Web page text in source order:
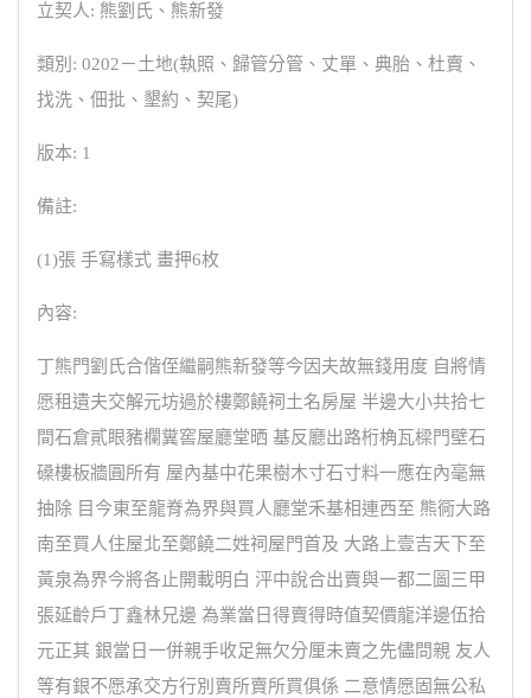
立契人: 熊劉氏、熊新發
類別: 0202－土地(執照、歸管分管、丈單、典胎、杜賣、
找洗、佃批、墾約、契尾)
版本: 1
備註:
(1)張 手寫樣式 畫押6枚
內容:
丁熊門劉氏合偕侄繼嗣熊新發等今因夫故無錢用度 自將情
愿租遺夫交解元坊過於樓鄭饒祠土名房屋 半邊大小共拾七
間石倉貳眼豬欄糞窖屋廳堂晒 基反廳出路桁桷瓦樑門壁石
磉樓板牆圓所有 屋內基中花果樹木寸石寸料一應在內毫無
抽除 目今東至龍脊為界與買人廳堂禾基相連西至 熊衕大路
南至買人住屋北至鄭饒二姓祠屋門首及 大路上壹吉天下至
黃泉為界今將各止開載明白 泙中說合出賣與一都二圖三甲
張延齡戶丁鑫林兄邊 為業當日得賣得時值契價龍洋邊伍拾
元正其 銀當日一併親手收足無欠分厘未賣之先儘問親 友人
等有銀不愿承交方行別賣所賣所買俱係 二意情愿固無公私